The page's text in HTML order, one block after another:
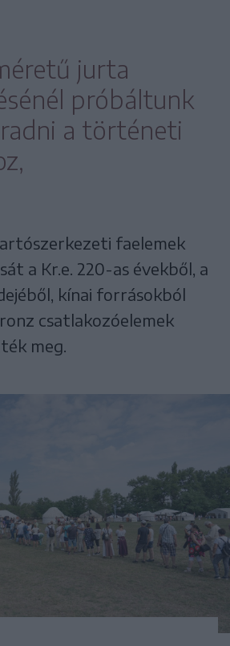
jurta
próbáltunk
a történeti
faelemek
a Kr.e. 220-as évekből, a
kínai forrásokból
csatlakozóelemek
meg.